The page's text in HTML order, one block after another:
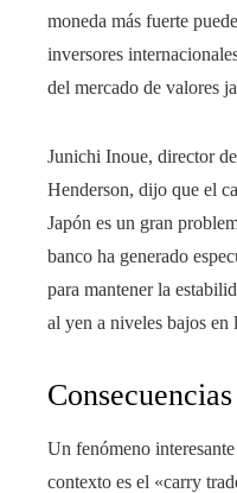
moneda más fuerte
inversores
del mercado de valores
Junichi Inoue, director
Henderson, dijo que el
Japón es un gran
banco ha generado
para mantener la
al yen a niveles bajos en
Un fenómeno
contexto es el «carry